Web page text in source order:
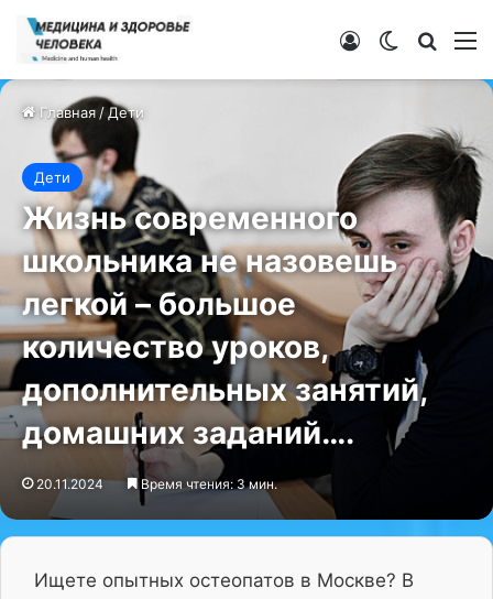
Switch skin
Войти
Главная/Дети
Дети
Жизнь современного
школьника не назовешь
легкой – большое
количество уроков,
дополнительных занятий,
домашних заданий….
20.11.2024 Время чтения: 3 мин.
Ищете опытных остеопатов в Москве? В